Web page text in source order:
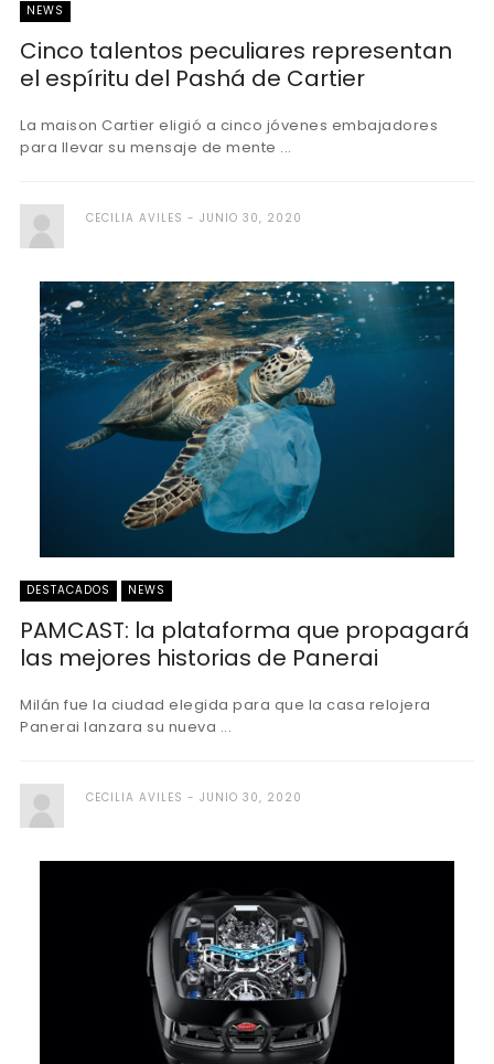
NEWS
Cinco talentos peculiares representan
el espíritu del Pashá de Cartier
La maison Cartier eligió a cinco jóvenes embajadores
para llevar su mensaje de mente ...
CECILIA AVILES JUNIO 30, 2020
DESTACADOS NEWS
PAMCAST: la plataforma que propagará
las mejores historias de Panerai
Milán fue la ciudad elegida para que la casa relojera
Panerai lanzara su nueva ...
CECILIA AVILES JUNIO 30, 2020